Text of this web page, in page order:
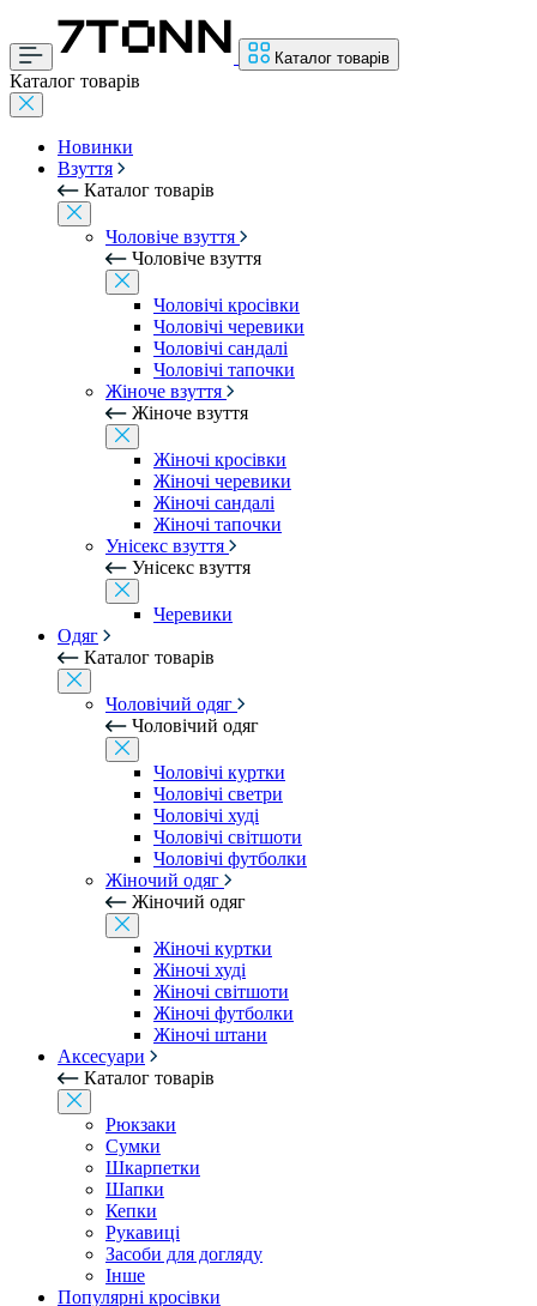
Каталог товарів
Каталог товарів
Новинки
Взуття
Каталог товарів
Чоловіче взуття
Чоловіче взуття
Чоловічі кросівки
Чоловічі черевики
Чоловічі сандалі
Чоловічі тапочки
Жіноче взуття
Жіноче взуття
Жіночі кросівки
Жіночі черевики
Жіночі сандалі
Жіночі тапочки
Унісекс взуття
Унісекс взуття
Черевики
Одяг
Каталог товарів
Чоловічий одяг
Чоловічий одяг
Чоловічі куртки
Чоловічі светри
Чоловічі худі
Чоловічі світшоти
Чоловічі футболки
Жіночий одяг
Жіночий одяг
Жіночі куртки
Жіночі худі
Жіночі світшоти
Жіночі футболки
Жіночі штани
Аксесуари
Каталог товарів
Рюкзаки
Сумки
Шкарпетки
Шапки
Кепки
Рукавиці
Засоби для догляду
Інше
Популярні кросівки